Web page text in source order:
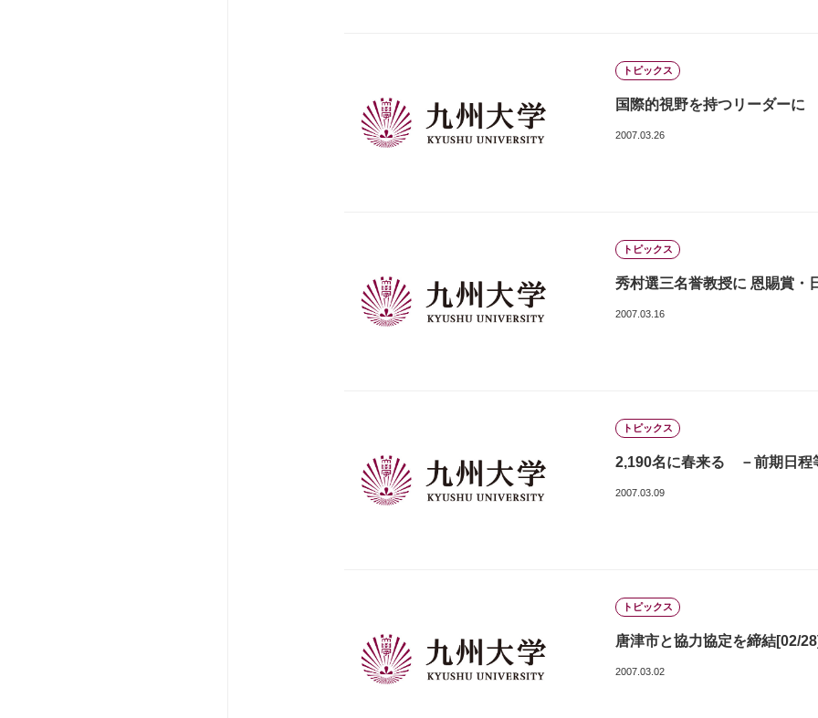
トピックス
国際的視野を持つリーダー
2007.03.26
トピックス
秀村選三名誉教授に 恩賜賞・
2007.03.16
トピックス
2,190名に春来る －前期日程
2007.03.09
トピックス
唐津市と協力協定を締結[02/
2007.03.02